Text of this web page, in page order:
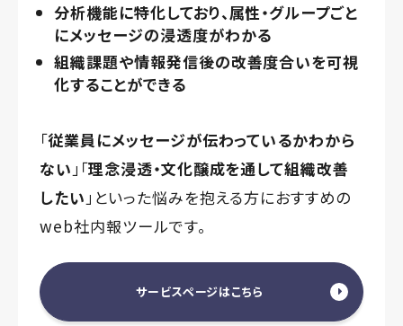
分析機能に特化しており、属性・グループごと
にメッセージの浸透度がわかる
組織課題や情報発信後の改善度合いを可視
化することができる
「従業員にメッセージが伝わっているかわから
ない 」「理念浸透・文化醸成を通して組織改善
したい 」といった悩みを抱える方におすすめの
web社内報ツールです。
サービスページはこちら